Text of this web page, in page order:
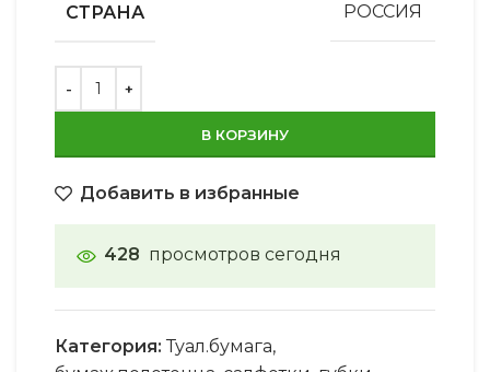
СТРАНА РОССИЯ
В КОРЗИНУ
Добавить в избранные
428 просмотров сегодня
Категория: Туал.бумага,